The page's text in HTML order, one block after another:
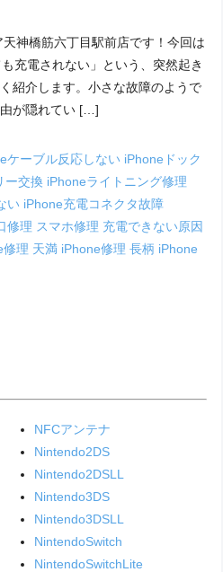
神橋筋六丁目駅前店です！今回は
充電されない」という、突然起き
紹介します。小さな故障のようで
が隠れてい […]
ケーブル反応しない iPhoneドック
ー交換 iPhoneライトニング修理
い iPhone充電コネクタ故障
修理 スマホ修理 充電できない原因
修理 天満 iPhone修理長柄 iPhone
NFCアンテナ
Nintendo2DS
Nintendo2DSLL
Nintendo3DS
Nintendo3DSLL
NintendoSwitch
NintendoSwitchLite